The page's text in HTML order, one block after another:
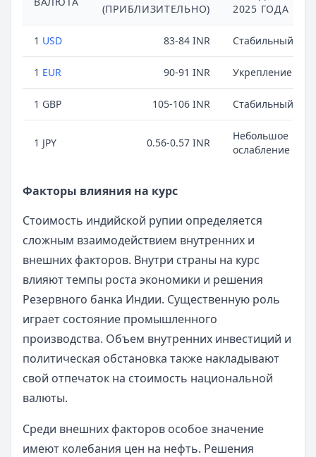
(ПРИБЛИЗИТЕЛЬНО)
2025 ГОДА
1 USD 83-84 INR Стабильный
1 EUR 90-91 INR Укрепление
1 GBP 105-106 INR Стабильный
1 JPY 0.56-0.57 INR
Небольшое
ослабление
Факторы влияния на курс
Стоимость индийской рупии определяется
сложным взаимодействием внутренних и
внешних факторов. Внутри страны на курс
влияют темпы роста экономики и решения
Резервного банка Индии. Существенную роль
играет состояние промышленного
производства. Объем внутренних инвестиций и
политическая обстановка также накладывают
свой отпечаток на стоимость национальной
валюты.
Среди внешних факторов особое значение
имеют колебания цен на нефть. Решения